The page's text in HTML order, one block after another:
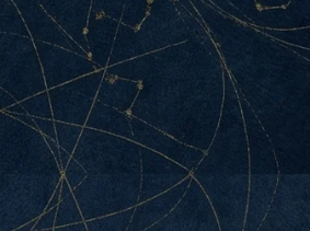
Aller
contenu